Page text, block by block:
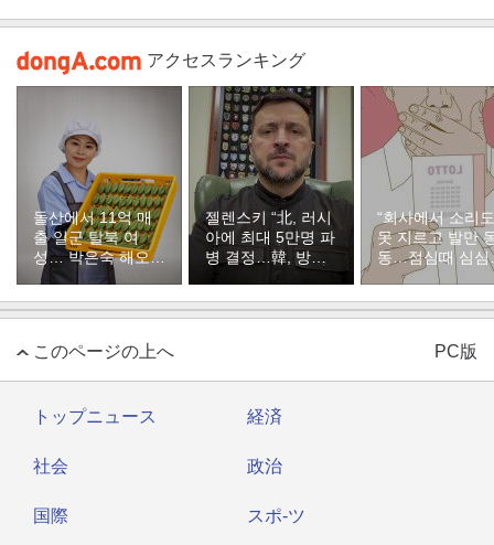
アクセスランキング
돌산에서 11억 매
출 일군 탈북 여
성… 박은숙 해오름
푸드 대표의 인생
온 이웃]
젤렌스키 “北, 러시
아에 최대 5만명 파
병 결정…韓, 방공
지원해달라”
“회사에서 소리도
못 지르고 발만
동…점심때 심심
서 산 복권이 1등
このページの上へ PC版
トップニュース 経済
社会 政治
国際 スポ-ツ